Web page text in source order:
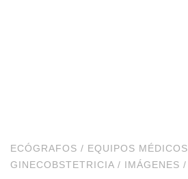
ECÓGRAFOS / EQUIPOS MÉDICOS
GINECOBSTETRICIA / IMÁGENES /